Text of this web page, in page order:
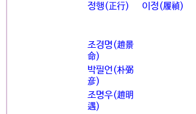
정행(正行)
이정(履禎)
조경명(趙景
命)
박필언(朴弼
彦)
조명우(趙明
遇)